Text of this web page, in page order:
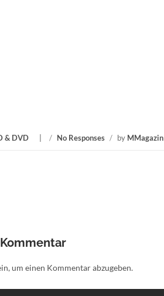
& DVD / No Responses / by MMagazin
um einen Kommentar abzugeben.